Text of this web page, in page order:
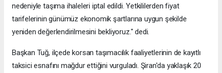
nedeniyle taşıma ihaleleri iptal edildi. Yetkililerden fiyat
tarifelerinin günümüz ekonomik şartlarına uygun şekilde
yeniden değerlendirilmesini bekliyoruz." dedi.
Başkan Tuğ, ilçede korsan taşımacılık faaliyetlerinin de kayıtlı
taksici esnafını mağdur ettiğini vurguladı. Şiran'da yaklaşık 20